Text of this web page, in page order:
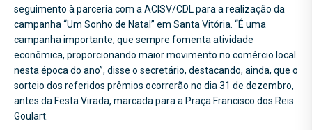
seguimento à parceria com a ACISV/CDL para a realização da
campanha “Um Sonho de Natal” em Santa Vitória. “É uma
campanha importante, que sempre fomenta atividade
econômica, proporcionando maior movimento no comércio local
nesta época do ano”, disse o secretário, destacando, ainda, que o
sorteio dos referidos prêmios ocorrerão no dia 31 de dezembro,
antes da Festa Virada, marcada para a Praça Francisco dos Reis
Goulart.